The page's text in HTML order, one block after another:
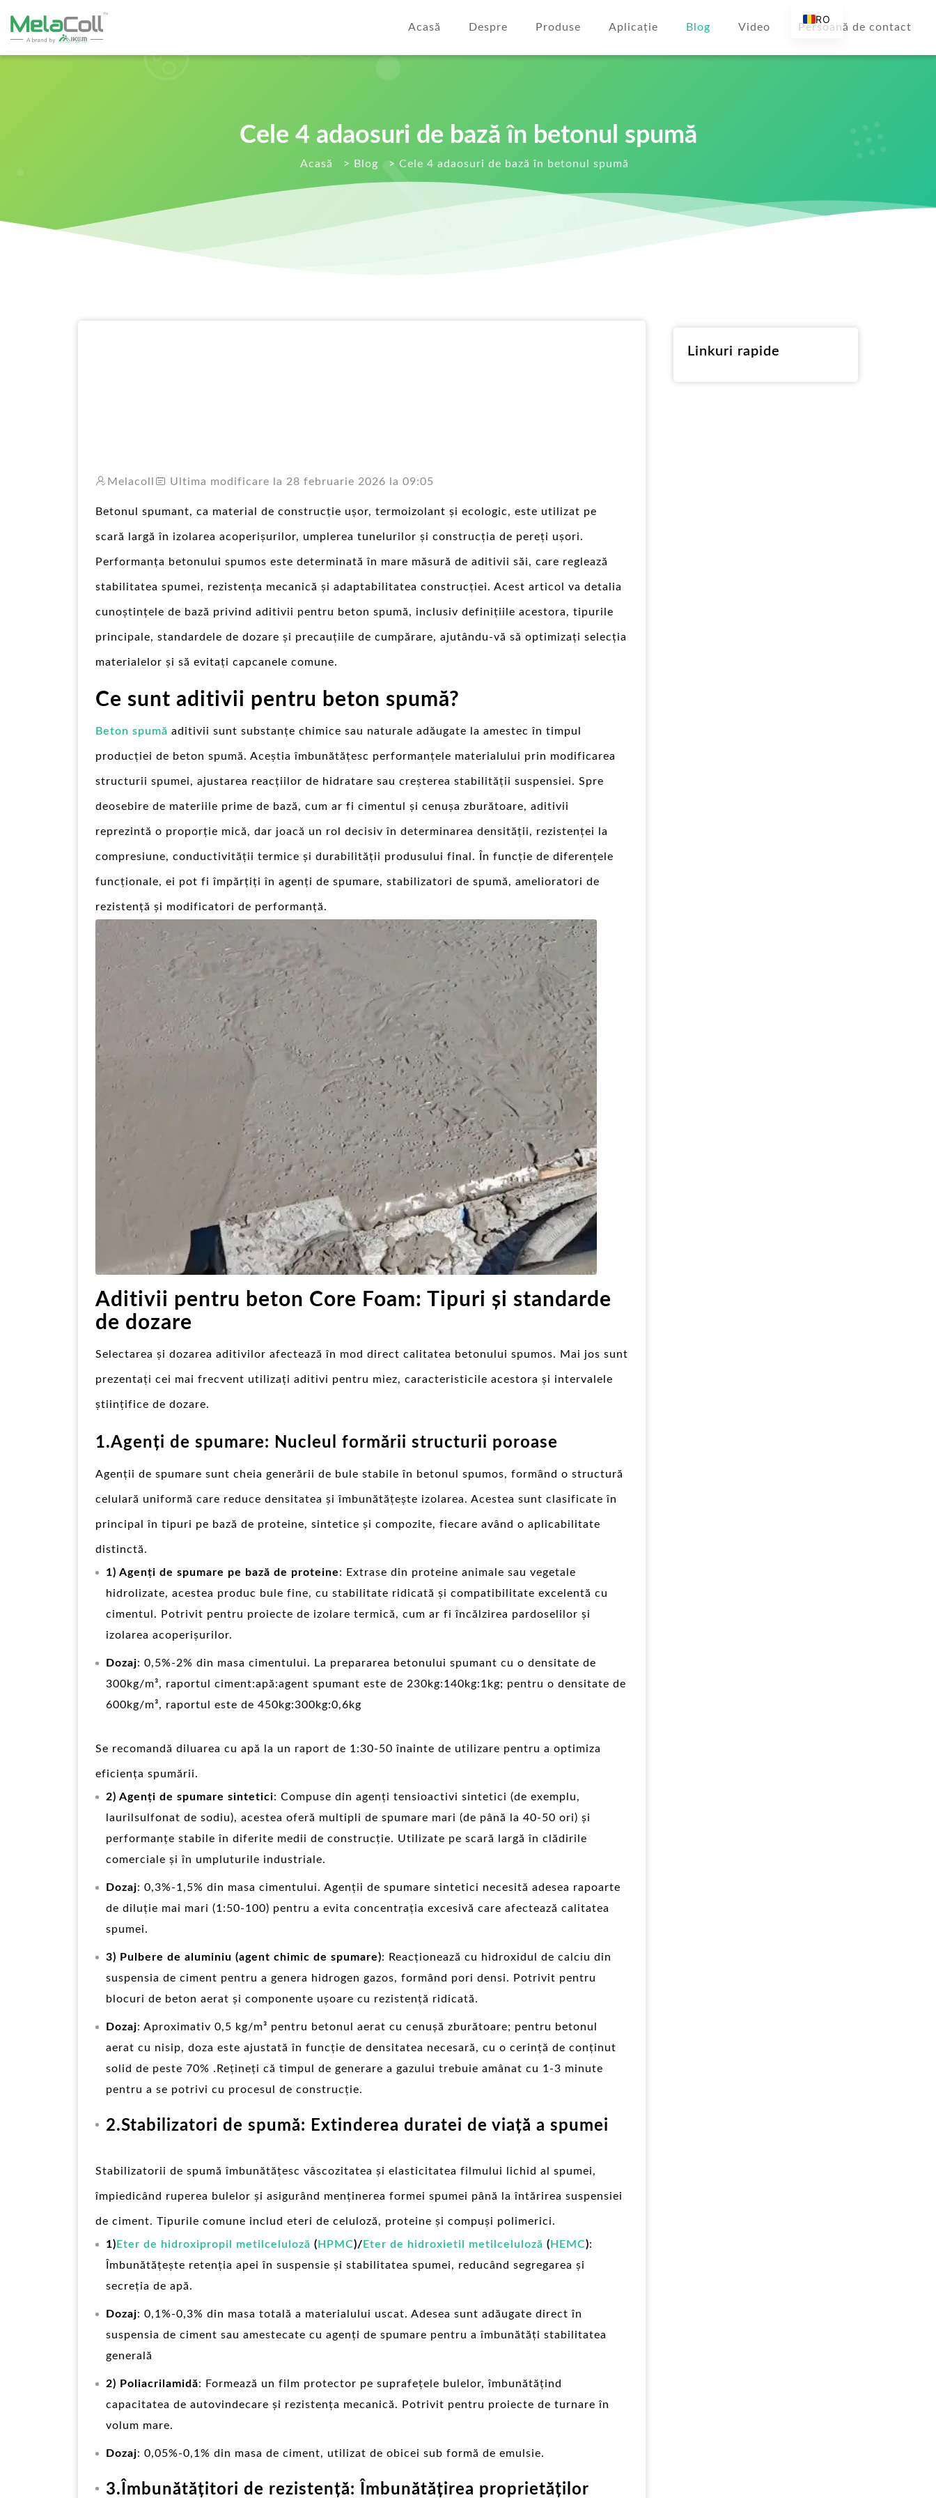
Acasă Despre Produse Aplicație Blog Video Persoană de contact
Cele 4 adaosuri de bază în betonul spumă
Acasă > Blog > Cele 4 adaosuri de bază în betonul spumă
Melacoll Ultima modificare la 28 februarie 2026 la 09:05
Betonul spumant, ca material de construcție ușor, termoizolant și ecologic, este utilizat pe
scară largă în izolarea acoperișurilor, umplerea tunelurilor și construcția de pereți ușori.
Performanța betonului spumos este determinată în mare măsură de aditivii săi, care reglează
stabilitatea spumei, rezistența mecanică și adaptabilitatea construcției. Acest articol va detalia
cunoștințele de bază privind aditivii pentru beton spumă, inclusiv definițiile acestora, tipurile
principale, standardele de dozare și precauțiile de cumpărare, ajutându-vă să optimizați selecția
materialelor și să evitați capcanele comune.
Ce sunt aditivii pentru beton spumă?
Beton spumă aditivii sunt substanțe chimice sau naturale adăugate la amestec în timpul
producției de beton spumă. Aceștia îmbunătățesc performanțele materialului prin modificarea
structurii spumei, ajustarea reacțiilor de hidratare sau creșterea stabilității suspensiei. Spre
deosebire de materiile prime de bază, cum ar fi cimentul și cenușa zburătoare, aditivii
reprezintă o proporție mică, dar joacă un rol decisiv în determinarea densității, rezistenței la
compresiune, conductivității termice și durabilității produsului final. În funcție de diferențele
funcționale, ei pot fi împărțiți în agenți de spumare, stabilizatori de spumă, amelioratori de
rezistență și modificatori de performanță.
Aditivii pentru beton Core Foam: Tipuri și standarde
de dozare
Selectarea și dozarea aditivilor afectează în mod direct calitatea betonului spumos. Mai jos sunt
prezentați cei mai frecvent utilizați aditivi pentru miez, caracteristicile acestora și intervalele
științifice de dozare.
1.Agenți de spumare: Nucleul formării structurii poroase
Agenții de spumare sunt cheia generării de bule stabile în betonul spumos, formând o structură
celulară uniformă care reduce densitatea și îmbunătățește izolarea. Acestea sunt clasificate în
principal în tipuri pe bază de proteine, sintetice și compozite, fiecare având o aplicabilitate
distinctă.
1) Agenți de spumare pe bază de proteine: Extrase din proteine animale sau vegetale
hidrolizate, acestea produc bule fine, cu stabilitate ridicată și compatibilitate excelentă cu
cimentul. Potrivit pentru proiecte de izolare termică, cum ar fi încălzirea pardoselilor și
izolarea acoperișurilor.
Dozaj: 0,5%-2% din masa cimentului. La prepararea betonului spumant cu o densitate de
300kg/m³, raportul ciment:apă:agent spumant este de 230kg:140kg:1kg; pentru o densitate de
600kg/m³, raportul este de 450kg:300kg:0,6kg
Se recomandă diluarea cu apă la un raport de 1:30-50 înainte de utilizare pentru a optimiza
eficiența spumării.
2) Agenți de spumare sintetici: Compuse din agenți tensioactivi sintetici (de exemplu,
laurilsulfonat de sodiu), acestea oferă multipli de spumare mari (de până la 40-50 ori) și
performanțe stabile în diferite medii de construcție. Utilizate pe scară largă în clădirile
comerciale și în umpluturile industriale.
Dozaj: 0,3%-1,5% din masa cimentului. Agenții de spumare sintetici necesită adesea rapoarte
de diluție mai mari (1:50-100) pentru a evita concentrația excesivă care afectează calitatea
spumei.
3) Pulbere de aluminiu (agent chimic de spumare): Reacționează cu hidroxidul de calciu din
suspensia de ciment pentru a genera hidrogen gazos, formând pori densi. Potrivit pentru
blocuri de beton aerat și componente ușoare cu rezistență ridicată.
Dozaj: Aproximativ 0,5 kg/m³ pentru betonul aerat cu cenușă zburătoare; pentru betonul
aerat cu nisip, doza este ajustată în funcție de densitatea necesară, cu o cerință de conținut
solid de peste 70% .Rețineți că timpul de generare a gazului trebuie amânat cu 1-3 minute
pentru a se potrivi cu procesul de construcție.
2.Stabilizatori de spumă: Extinderea duratei de viață a spumei
Stabilizatorii de spumă îmbunătățesc vâscozitatea și elasticitatea filmului lichid al spumei,
împiedicând ruperea bulelor și asigurând menținerea formei spumei până la întărirea suspensiei
de ciment. Tipurile comune includ eteri de celuloză, proteine și compuși polimerici.
1) Eter de hidroxipropil metilceluloză ( HPMC)/ Eter de hidroxietil metilceluloză ( HEMC):
Îmbunătățește retenția apei în suspensie și stabilitatea spumei, reducând segregarea și
secreția de apă.
Dozaj: 0,1%-0,3% din masa totală a materialului uscat. Adesea sunt adăugate direct în
suspensia de ciment sau amestecate cu agenți de spumare pentru a îmbunătăți stabilitatea
generală
2) Poliacrilamidă: Formează un film protector pe suprafețele bulelor, îmbunătățind
capacitatea de autovindecare și rezistența mecanică. Potrivit pentru proiecte de turnare în
volum mare.
Dozaj: 0,05%-0,1% din masa de ciment, utilizat de obicei sub formă de emulsie.
3.Îmbunătățitori de rezistență: Îmbunătățirea proprietăților
Linkuri rapide
RO
TR